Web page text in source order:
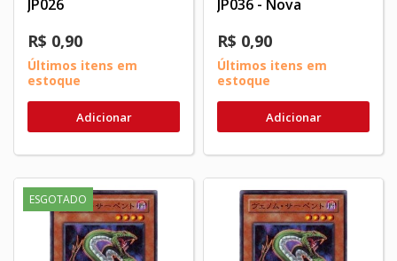
JP026
R$ 0,90
Últimos itens em
estoque
Adicionar
JP036 - Nova
R$ 0,90
Últimos itens em
estoque
Adicionar
ESGOTADO